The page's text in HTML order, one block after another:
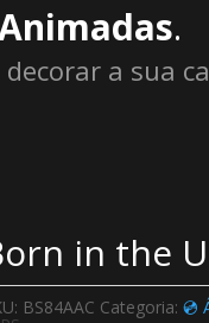
.
a sua
in the
BS84AAC Categoria:💿